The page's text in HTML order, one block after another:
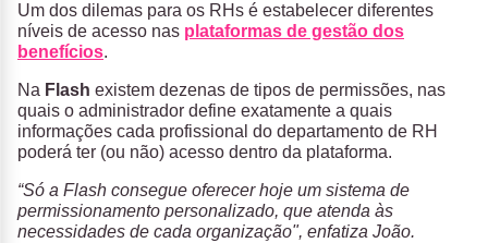
Um dos dilemas para os RHs é estabelecer diferentes
níveis de acesso nas plataformas de gestão dos
benefícios.
Na Flash existem dezenas de tipos de permissões, nas
quais o administrador define exatamente a quais
informações cada profissional do departamento de RH
poderá ter (ou não) acesso dentro da plataforma.
“Só a Flash consegue oferecer hoje um sistema de
permissionamento personalizado, que atenda às
necessidades de cada organização", enfatiza João.